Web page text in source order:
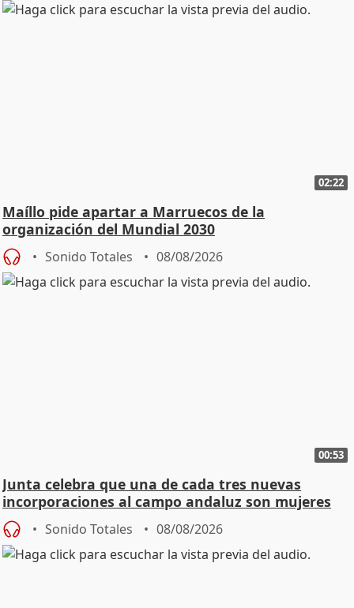
02:22
Maíllo pide apartar a Marruecos de la
organización del Mundial 2030
Sonido Totales 08/08/2026
00:53
Junta celebra que una de cada tres nuevas
incorporaciones al campo andaluz son mujeres
jóvenes
Sonido Totales 08/08/2026